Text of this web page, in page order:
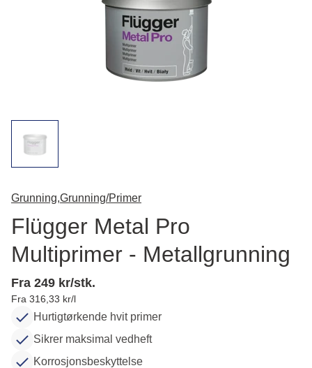
Grunning,Grunning/Primer
Flügger Metal Pro
Multiprimer - Metallgrunning
Fra 249 kr/stk.
Fra 316,33 kr/l
Hurtigtørkende hvit primer
Sikrer maksimal vedheft
Korrosjonsbeskyttelse